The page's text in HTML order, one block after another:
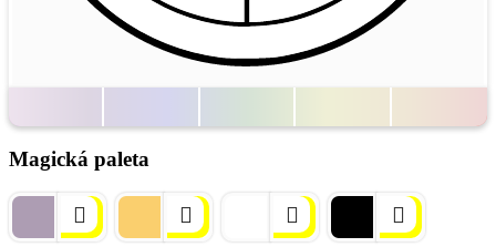
Magická paleta